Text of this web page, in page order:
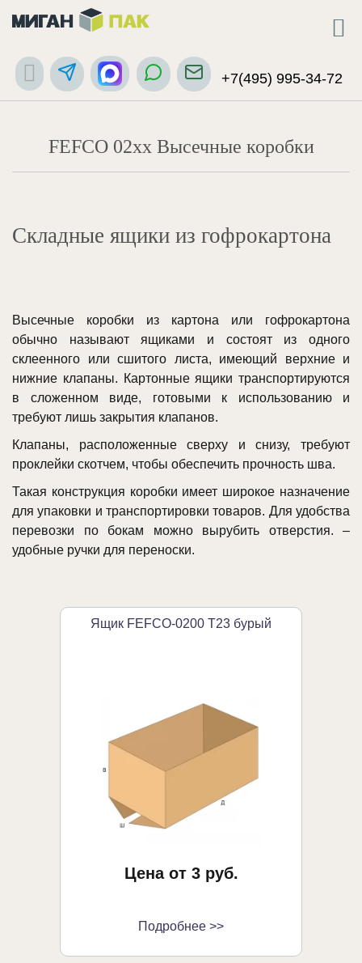
+7(495) 995-34-72
FEFCO 02xx Высечные коробки
Складные ящики из гофрокартона
Высечные коробки из картона или гофрокартона
обычно называют ящиками и состоят из одного
склеенного или сшитого листа, имеющий верхние и
нижние клапаны. Картонные ящики транспортируются
в сложенном виде, готовыми к использованию и
требуют лишь закрытия клапанов.
Клапаны, расположенные сверху и снизу, требуют
проклейки скотчем, чтобы обеспечить прочность шва.
Такая конструкция коробки имеет широкое назначение
для упаковки и транспортировки товаров. Для удобства
перевозки по бокам можно вырубить отверстия. –
удобные ручки для переноски.
Ящик FEFCO-0200 Т23 бурый
Цена от 3 руб.
Подробнее >>